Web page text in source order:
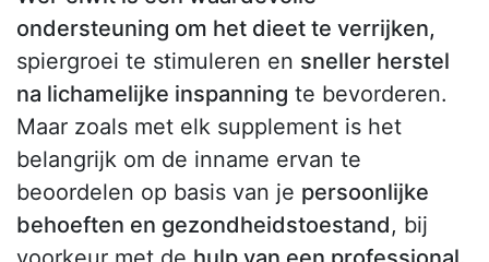
ondersteuning om het dieet te verrijken,
spiergroei te stimuleren en sneller herstel
na lichamelijke inspanning te bevorderen.
Maar zoals met elk supplement is het
belangrijk om de inname ervan te
beoordelen op basis van je persoonlijke
behoeften en gezondheidstoestand, bij